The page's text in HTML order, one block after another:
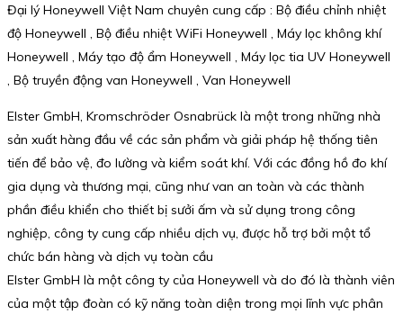
Đại lý Honeywell Việt Nam chuyên cung cấp : Bộ điều chỉnh nhiệt
độ Honeywell , Bộ điều nhiệt WiFi Honeywell , Máy lọc không khí
Honeywell , Máy tạo độ ẩm Honeywell , Máy lọc tia UV Honeywell
, Bộ truyền động van Honeywell , Van Honeywell
Elster GmbH, Kromschröder Osnabrück là một trong những nhà
sản xuất hàng đầu về các sản phẩm và giải pháp hệ thống tiên
tiến để bảo vệ, đo lường và kiểm soát khí. Với các đồng hồ đo khí
gia dụng và thương mại, cũng như van an toàn và các thành
phần điều khiển cho thiết bị sưởi ấm và sử dụng trong công
nghiệp, công ty cung cấp nhiều dịch vụ, được hỗ trợ bởi một tổ
chức bán hàng và dịch vụ toàn cầu
Elster GmbH là một công ty của Honeywell và do đó là thành viên
của một tập đoàn có kỹ năng toàn diện trong mọi lĩnh vực phân